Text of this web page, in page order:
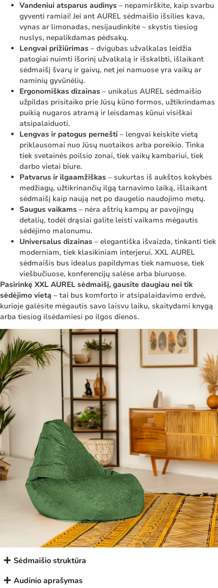
Vandeniui atsparus audinys – nepamirškite, kaip svarbu
gyventi ramiai! Jei ant AUREL sėdmaišio išsilies kava,
vynas ar limonadas, nesijaudinkite – skystis tiesiog
nuslys, nepalikdamas pėdsakų.
Lengvai prižiūrimas – dvigubas užvalkalas leidžia
patogiai nuimti išorinį užvalkalą ir išskalbti, išlaikant
sėdmaišį švarų ir gaivų, net jei namuose yra vaikų ar
naminių gyvūnėlių.
Ergonomiškas dizainas – unikalus AUREL sėdmaišio
užpildas prisitaiko prie Jūsų kūno formos, užtikrindamas
puikią nugaros atramą ir leisdamas kūnui visiškai
atsipalaiduoti.
Lengvas ir patogus pernešti – lengvai keiskite vietą
priklausomai nuo Jūsų nuotaikos arba poreikio. Tinka
tiek svetainės poilsio zonai, tiek vaikų kambariui, tiek
darbo vietai biure.
Patvarus ir ilgaamžiškas – sukurtas iš aukštos kokybės
medžiagų, užtikrinančių ilgą tarnavimo laiką, išlaikant
sėdmaišį kaip naują net po daugelio naudojimo metų.
Saugus vaikams – nėra aštrių kampų ar pavojingų
detalių, todėl drąsiai galite leisti vaikams mėgautis
sėdėjimo malonumu.
Universalus dizainas – elegantiška išvaizda, tinkanti tiek
moderniam, tiek klasikiniam interjerui. XXL AUREL
sėdmaišis bus idealus papildymas tiek namuose, tiek
viešbučiuose, konferencijų salėse arba biuruose.
Pasirinkę XXL AUREL sėdmaišį, gausite daugiau nei tik
sėdėjimo vietą – tai bus komforto ir atsipalaidavimo erdvė,
kurioje galėsite mėgautis savo laisvu laiku, skaitydami knygą
arba tiesiog ilsėdamiesi po ilgos dienos.
Sėdmaišio struktūra
Audinio aprašymas